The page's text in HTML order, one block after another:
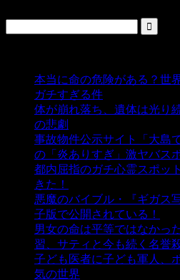
本当に命の危険がある？世
ガチすぎる件
体が崩れ落ち、遺体は光り
の悲劇
事故物件公示サイト「大島
の「炎ありすぎ」激ヤバス
都内屈指のガチ心霊スポッ
きた！
悪魔のバイブル・『ギガス
子版で公開されている！
男女の命は平等ではなかっ
習、サティと今も続く名誉
子ども医者に子ども軍人、
気の世界